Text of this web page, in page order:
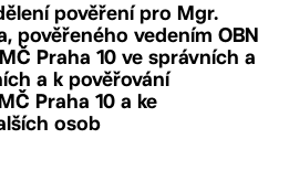
pověření pro Mgr.
pověřeného vedením OBN
Praha 10 ve správních a
a k pověřování
Praha 10 a ke
osob